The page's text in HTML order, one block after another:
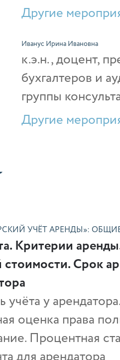
Другие
Иванус Ирина Ивановна
к.э.н., доцент,
бухгалтеров и
группы
Другие
УЧЁТ АРЕНДЫ»:
Критерии
стоимости. Срок
учёта у
оценка права
Процентная